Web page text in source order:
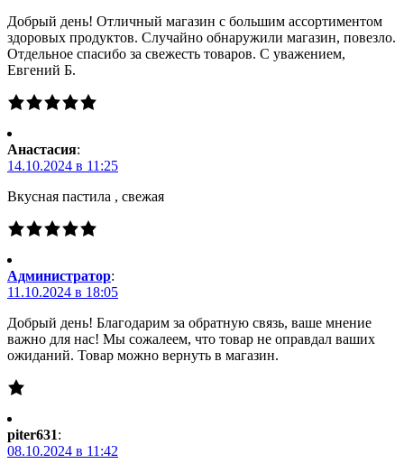
Добрый день! Отличный магазин с большим ассортиментом
здоровых продуктов. Случайно обнаружили магазин, повезло.
Отдельное спасибо за свежесть товаров. С уважением,
Евгений Б.
Анастасия:
14.10.2024 в 11:25
Вкусная пастила , свежая
Администратор:
11.10.2024 в 18:05
Добрый день! Благодарим за обратную связь, ваше мнение
важно для нас! Мы сожалеем, что товар не оправдал ваших
ожиданий. Товар можно вернуть в магазин.
piter631:
08.10.2024 в 11:42